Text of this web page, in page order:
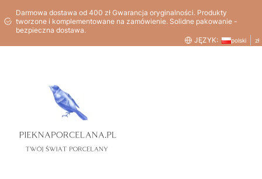
Darmowa dostawa od 400 zł Gwarancja oryginalności. Produkty
tworzone i komplementowane na zamówienie. Solidne pakowanie -
bezpieczna dostawa.
JĘZYK:
polski zł